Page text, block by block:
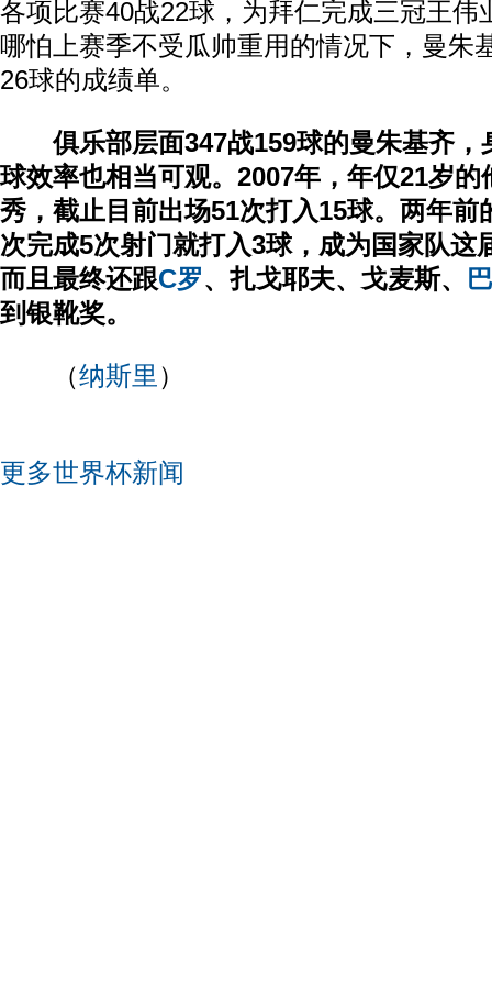
各项比赛40战22球，为拜仁完成三冠王伟
哪怕上赛季不受瓜帅重用的情况下，曼朱
26球的成绩单。
俱乐部层面347战159球的曼朱基齐，
球效率也相当可观。2007年，年仅21岁的
秀，截止目前出场51次打入15球。两年前
次完成5次射门就打入3球，成为国家队这
而且最终还跟C罗、扎戈耶夫、戈麦斯、
到银靴奖。
（纳斯里 ）
更多世界杯新闻